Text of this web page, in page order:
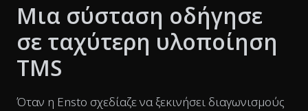
Μια σύσταση οδήγησε
σε ταχύτερη υλοποίηση
TMS
Όταν η Ensto σχεδίαζε να ξεκινήσει διαγωνισμούς